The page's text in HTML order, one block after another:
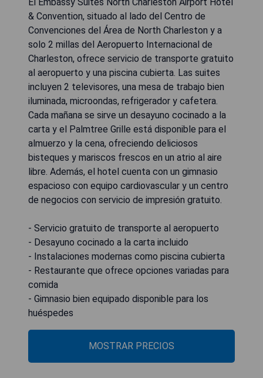
& Convention, situado al lado del Centro de
Convenciones del Área de North Charleston y a
solo 2 millas del Aeropuerto Internacional de
Charleston, ofrece servicio de transporte gratuito
al aeropuerto y una piscina cubierta. Las suites
incluyen 2 televisores, una mesa de trabajo bien
iluminada, microondas, refrigerador y cafetera.
Cada mañana se sirve un desayuno cocinado a la
carta y el Palmtree Grille está disponible para el
almuerzo y la cena, ofreciendo deliciosos
bisteques y mariscos frescos en un atrio al aire
libre. Además, el hotel cuenta con un gimnasio
espacioso con equipo cardiovascular y un centro
de negocios con servicio de impresión gratuito.
- Servicio gratuito de transporte al aeropuerto
- Desayuno cocinado a la carta incluido
- Instalaciones modernas como piscina cubierta
- Restaurante que ofrece opciones variadas para
comida
- Gimnasio bien equipado disponible para los
huéspedes
MOSTRAR PRECIOS